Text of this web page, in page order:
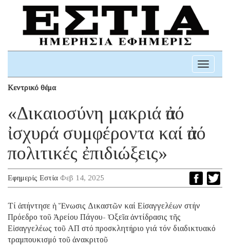
Toggle
Κεντρικό θέμα
«Δικαιοσύνη μακριά ἀπό
ἰσχυρά συμφέροντα καί ἀπό
πολιτικές ἐπιδιώξεις»
Εφημερίς Εστία Φεβ 14, 2025
Τί ἀπήντησε ἡ Ἕνωσις Δικαστῶν καί Εἰσαγγελέων στήν
Πρόεδρο τοῦ Ἀρείου Πάγου- Ὀξεῖα ἀντίδρασις τῆς
Εἰσαγγελέως τοῦ ΑΠ στό προσκλητήριο γιά τόν διαδικτυακό
τραμπουκισμό τοῦ ἀνακριτοῦ